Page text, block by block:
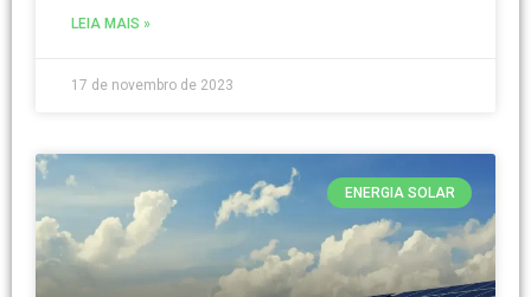
LEIA MAIS »
17 de novembro de 2023
ENERGIA SOLAR